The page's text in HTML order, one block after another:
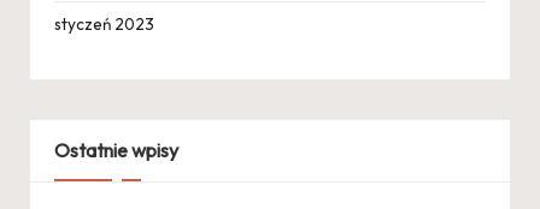
styczeń 2023
Ostatnie wpisy